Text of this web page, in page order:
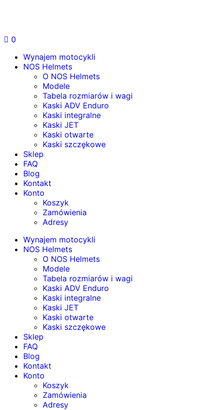
0
Wynajem motocykli
NOS Helmets
O NOS Helmets
Modele
Tabela rozmiarów i wagi
Kaski ADV Enduro
Kaski integralne
Kaski JET
Kaski otwarte
Kaski szczękowe
Sklep
FAQ
Blog
Kontakt
Konto
Koszyk
Zamówienia
Adresy
Wynajem motocykli
NOS Helmets
O NOS Helmets
Modele
Tabela rozmiarów i wagi
Kaski ADV Enduro
Kaski integralne
Kaski JET
Kaski otwarte
Kaski szczękowe
Sklep
FAQ
Blog
Kontakt
Konto
Koszyk
Zamówienia
Adresy